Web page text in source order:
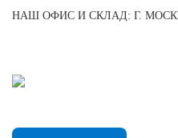
НАШ ОФИС И СКЛАД: Г.